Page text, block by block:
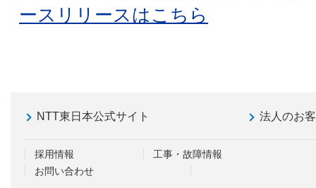
ースリリースはこちら
NTT東日本公式サイト 法人のお
採用情報
工事・故障情報
お問い合わせ